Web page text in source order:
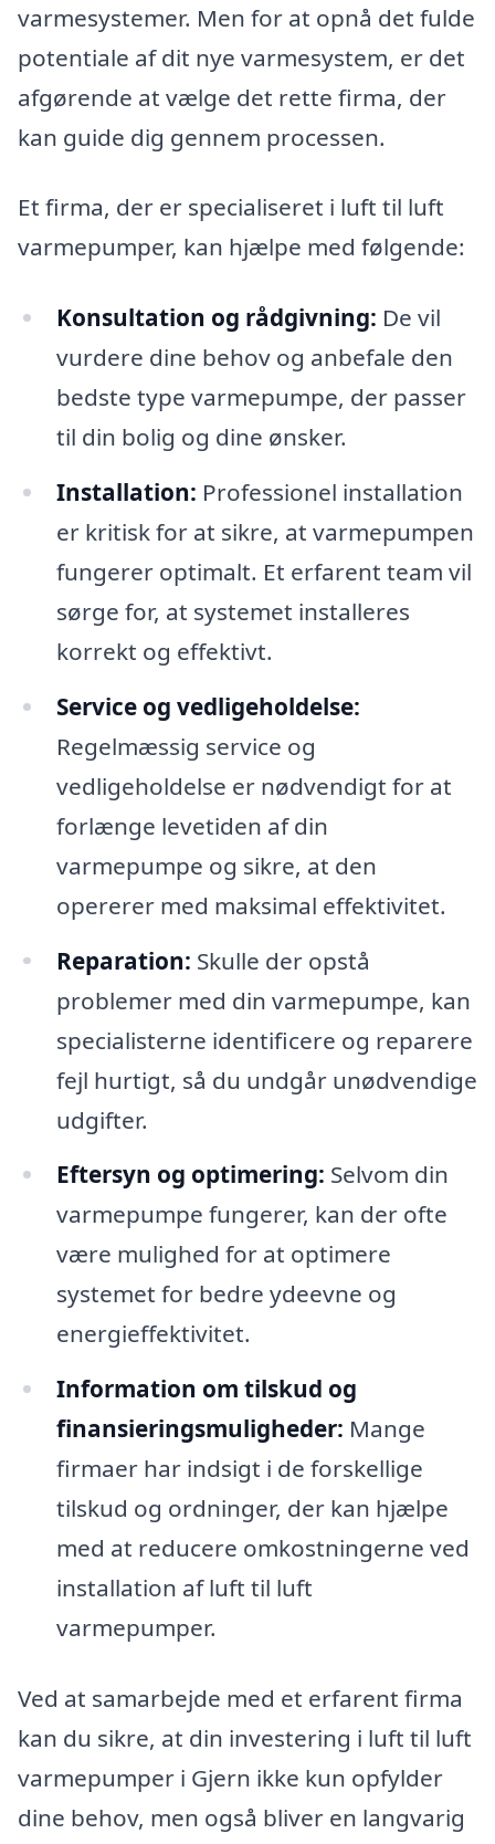
varmesystemer. Men for at opnå det fulde
potentiale af dit nye varmesystem, er det
afgørende at vælge det rette firma, der
kan guide dig gennem processen.
Et firma, der er specialiseret i luft til luft
varmepumper, kan hjælpe med følgende:
Konsultation og rådgivning: De vil
vurdere dine behov og anbefale den
bedste type varmepumpe, der passer
til din bolig og dine ønsker.
Installation: Professionel installation
er kritisk for at sikre, at varmepumpen
fungerer optimalt. Et erfarent team vil
sørge for, at systemet installeres
korrekt og effektivt.
Service og vedligeholdelse:
Regelmæssig service og
vedligeholdelse er nødvendigt for at
forlænge levetiden af din
varmepumpe og sikre, at den
opererer med maksimal effektivitet.
Reparation: Skulle der opstå
problemer med din varmepumpe, kan
specialisterne identificere og reparere
fejl hurtigt, så du undgår unødvendige
udgifter.
Eftersyn og optimering: Selvom din
varmepumpe fungerer, kan der ofte
være mulighed for at optimere
systemet for bedre ydeevne og
energieffektivitet.
Information om tilskud og
finansieringsmuligheder: Mange
firmaer har indsigt i de forskellige
tilskud og ordninger, der kan hjælpe
med at reducere omkostningerne ved
installation af luft til luft
varmepumper.
Ved at samarbejde med et erfarent firma
kan du sikre, at din investering i luft til luft
varmepumper i Gjern ikke kun opfylder
dine behov, men også bliver en langvarig